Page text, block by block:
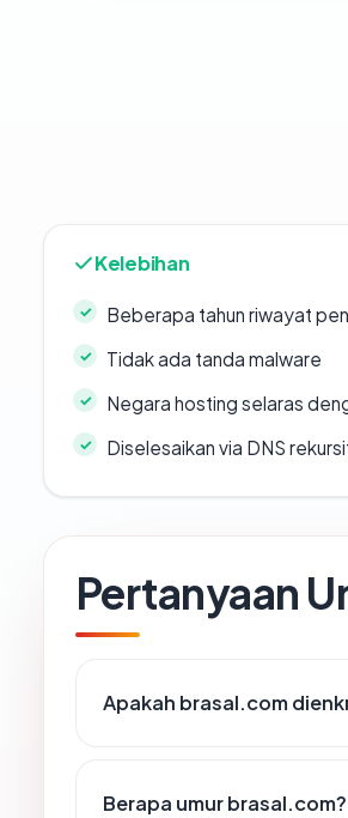
Kelebihan
Beberapa tahun riwayat
Tidak ada tanda malware
Negara hosting selaras
Diselesaikan via DNS
Pertanyaan
Apakah brasal.com
Berapa umur brasal.com?